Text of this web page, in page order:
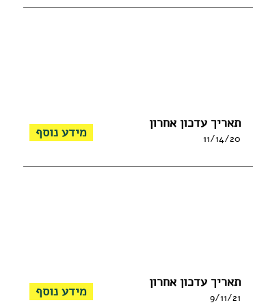
מידע נוסף
תאריך עדכון אחרון
11/14/20
מידע נוסף
תאריך עדכון אחרון
9/11/21